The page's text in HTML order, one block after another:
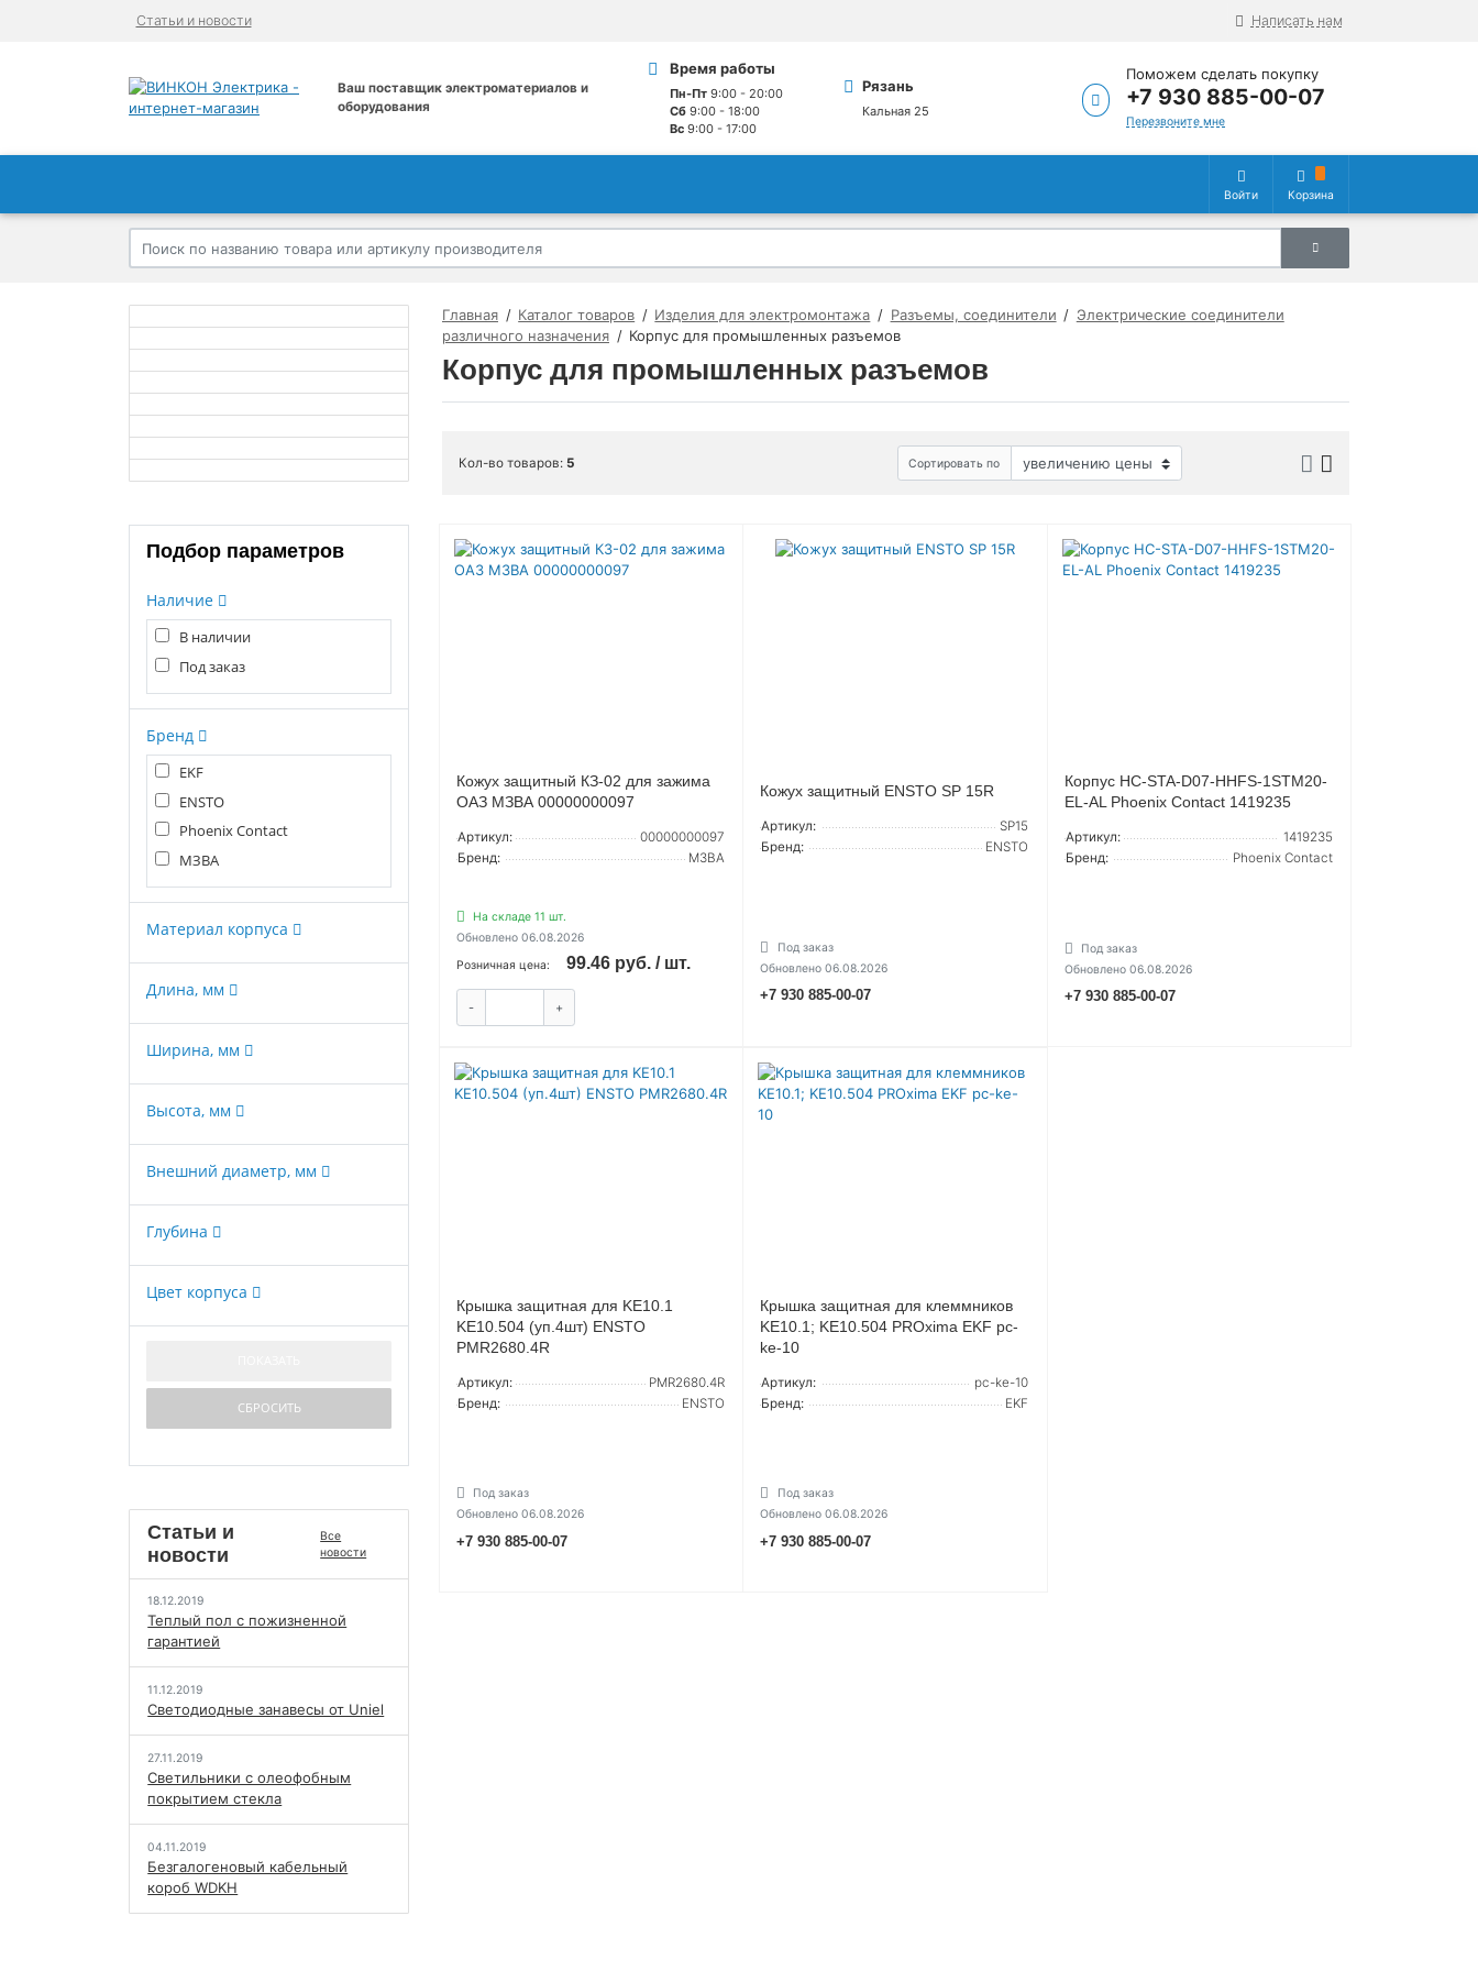
Статьи и новости Написать нам
Ваш поставщик электроматериалов и
оборудования
Время работы
Пн-Пт9:00 - 20:00
Сб9:00 - 18:00
Вс9:00 - 17:00
Рязань
Кальная 25
Поможем сделать покупку
+7 930 885-00-07
Перезвоните мне
Войти Корзина
Главная Каталог товаров Изделия для электромонтажа Разъемы, соединители
Электрические соединители
различного назначения
Корпус для промышленных разъемов
Корпус для промышленных разъемов
Кол-во товаров: 5 Сортировать по
Кожух защитный КЗ-02 для зажима
ОАЗ МЗВА 00000000097
Артикул:
00000000097
Бренд:
МЗВА
На складе 11 шт.
Обновлено 06.08.2026
Розничная цена:
99.46 руб. / шт.
- +
Кожух защитный ENSTO SP 15R
Артикул:
SP15
Бренд:
ENSTO
Под заказ
Обновлено 06.08.2026
+7 930 885-00-07
Корпус HC-STA-D07-HHFS-1STM20-
EL-AL Phoenix Contact 1419235
Артикул:
1419235
Бренд:
Phoenix Contact
Под заказ
Обновлено 06.08.2026
+7 930 885-00-07
Крышка защитная для KE10.1
KE10.504 (уп.4шт) ENSTO
PMR2680.4R
Артикул:
PMR2680.4R
Бренд:
ENSTO
Под заказ
Обновлено 06.08.2026
+7 930 885-00-07
Крышка защитная для клеммников
KE10.1; KE10.504 PROxima EKF pc-
ke-10
Артикул:
pc-ke-10
Бренд:
EKF
Под заказ
Обновлено 06.08.2026
+7 930 885-00-07
Подбор параметров
Наличие
В наличии
Под заказ
Бренд
EKF
ENSTO
Phoenix Contact
МЗВА
Материал корпуса
Длина, мм
Ширина, мм
Высота, мм
Внешний диаметр, мм
Глубина
Цвет корпуса
Статьи и
новости
Все
новости
18.12.2019
Теплый пол с пожизненной
гарантией
11.12.2019
Светодиодные занавесы от Uniel
27.11.2019
Светильники с олеофобным
покрытием стекла
04.11.2019
Безгалогеновый кабельный
короб WDKH